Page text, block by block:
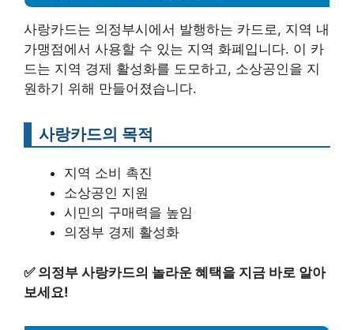
사랑카드는 의정부시에서 발행하는 카드로, 지역 내
가맹점에서 사용할 수 있는 지역 화폐입니다. 이 카
드는 지역 경제 활성화를 도모하고, 소상공인을 지
원하기 위해 만들어졌습니다.
사랑카드의 목적
지역 소비 촉진
소상공인 지원
시민의 구매력을 높임
의정부 경제 활성화
✅ 의정부 사랑카드의 놀라운 혜택을 지금 바로 알아
보세요!